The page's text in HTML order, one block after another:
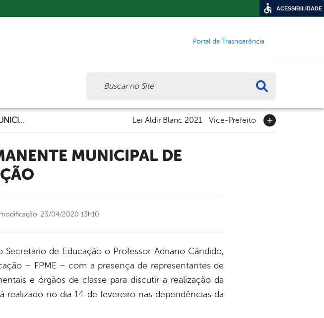
Portal da Trasnparência
Lei Aldir Blanc 2021 Vice-Prefeito
23/04/2020 13h10
de Educação o Professor Adriano Cândido,
– FPME – com a presença de representantes de
e órgãos de classe para discutir a realização da
realizado no dia 14 de fevereiro nas dependências da
ACESSIBILIDADE